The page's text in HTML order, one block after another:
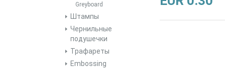
Greyboard
Штампы
Чернильные
подушечки
Трафареты
Embossing